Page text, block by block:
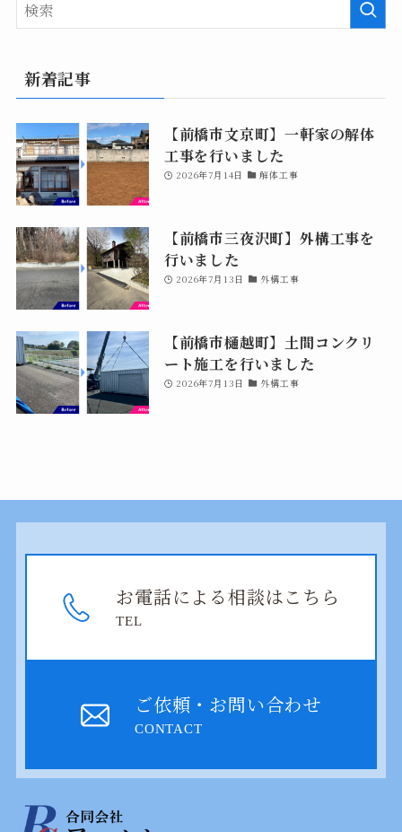
新着記事
【前橋市文京町】一軒家の解体
工事を行いました
2026年7月14日 解体工事
【前橋市三夜沢町】外構工事を
行いました
2026年7月13日 外構工事
【前橋市樋越町】土間コンクリ
ート施工を行いました
2026年7月13日 外構工事
お電話による相談はこちら
TEL
ご依頼・お問い合わせ
CONTACT